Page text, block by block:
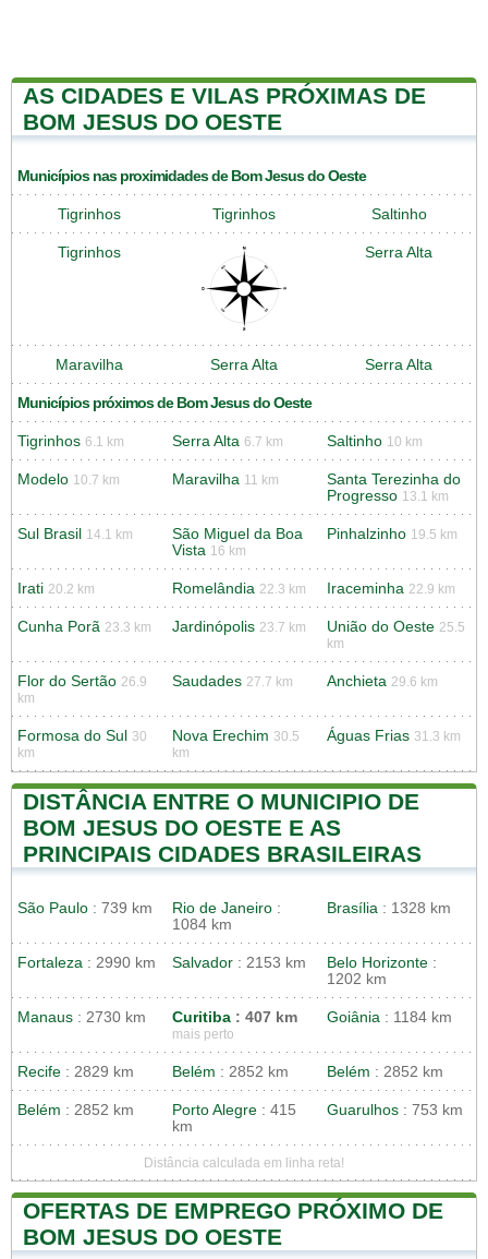
AS CIDADES E VILAS PRÓXIMAS DE
BOM JESUS DO OESTE
Municípios nas proximidades de Bom Jesus do Oeste
Tigrinhos Tigrinhos Saltinho
Tigrinhos Serra Alta
Maravilha Serra Alta Serra Alta
Municípios próximos de Bom Jesus do Oeste
Tigrinhos 6.1 km Serra Alta 6.7 km Saltinho 10 km
Modelo 10.7 km Maravilha 11 km
Santa Terezinha do
Progresso 13.1 km
Sul Brasil 14.1 km
São Miguel da Boa
Vista 16 km
Pinhalzinho 19.5 km
Irati 20.2 km Romelândia 22.3 km Iraceminha 22.9 km
Cunha Porã 23.3 km Jardinópolis 23.7 km União do Oeste 25.5
km
Flor do Sertão 26.9
km
Saudades 27.7 km Anchieta 29.6 km
Formosa do Sul 30
km
Nova Erechim 30.5
km
Águas Frias 31.3 km
DISTÂNCIA ENTRE O MUNICIPIO DE
BOM JESUS DO OESTE E AS
PRINCIPAIS CIDADES BRASILEIRAS
São Paulo : 739 km Rio de Janeiro :
1084 km
Brasília : 1328 km
Fortaleza : 2990 km Salvador : 2153 km Belo Horizonte :
1202 km
Manaus : 2730 km Curitiba : 407 km
mais perto
Goiânia : 1184 km
Recife : 2829 km Belém : 2852 km Belém : 2852 km
Belém : 2852 km Porto Alegre : 415
km
Guarulhos : 753 km
Distância calculada em linha reta!
OFERTAS DE EMPREGO PRÓXIMO DE
BOM JESUS DO OESTE